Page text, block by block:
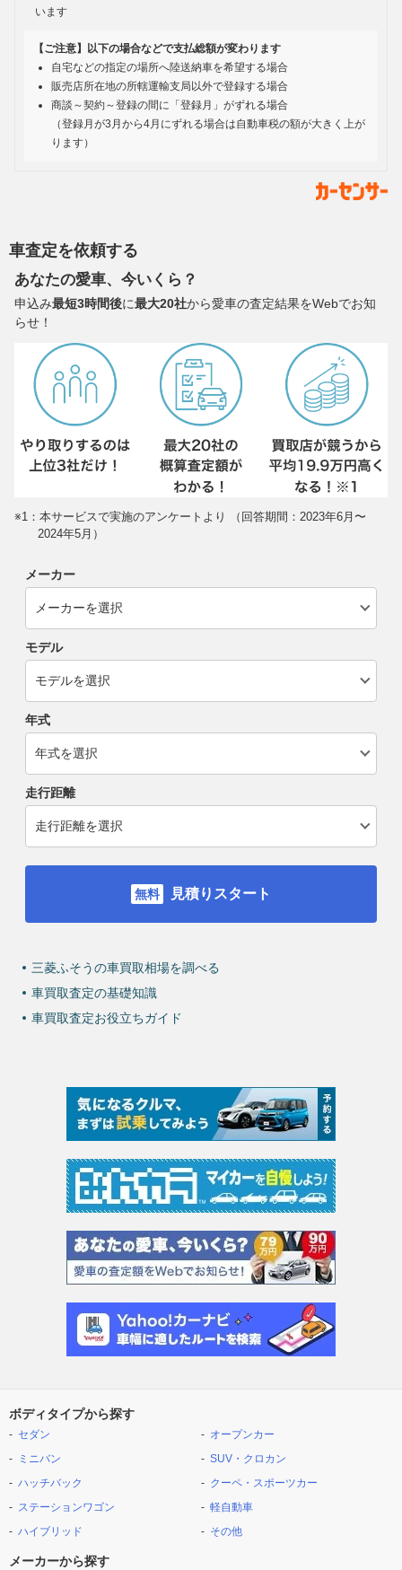
います
【ご注意】以下の場合などで支払総額が変わります
自宅などの指定の場所へ陸送納車を希望する場合
販売店所在地の所轄運輸支局以外で登録する場合
商談～契約～登録の間に「登録月」がずれる場合
（登録月が3月から4月にずれる場合は自動車税の額が大きく上が
ります）
車査定を依頼する
あなたの愛車、今いくら？
申込み最短3時間後に最大20社から愛車の査定結果をWebでお知
らせ！
※1：本サービスで実施のアンケートより （回答期間：2023年6月〜
2024年5月）
メーカー
モデル
年式
走行距離
見積りスタート
三菱ふそうの車買取相場を調べる
車買取査定の基礎知識
車買取査定お役立ちガイド
ボディタイプから探す
セダン
ミニバン
ハッチバック
ステーションワゴン
ハイブリッド
オープンカー
SUV・クロカン
クーペ・スポーツカー
軽自動車
その他
メーカーから探す